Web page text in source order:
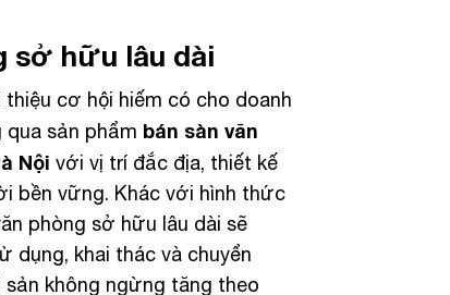
sở hữu lâu dài
thiệu cơ hội hiếm có cho doanh
sản phẩm bán sàn văn
Nội với vị trí đắc địa, thiết kế
bền vững. Khác với hình thức
phòng sở hữu lâu dài sẽ
dụng, khai thác và chuyển
không ngừng tăng theo